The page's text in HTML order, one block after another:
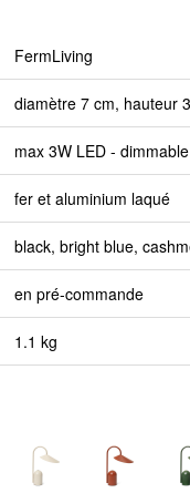
FermLiving
diamètre 7 cm, hauteur
max 3W LED - dimmable
fer et aluminium laqué
black, bright blue,
en pré-commande
1.1 kg